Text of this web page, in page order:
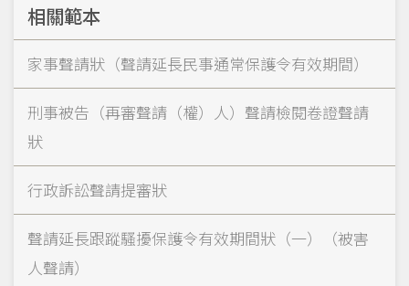
相關範本
家事聲請狀（聲請延長民事通常保護令有效期間）
刑事被告（再審聲請（權）人）聲請檢閱卷證聲請
狀
行政訴訟聲請提審狀
聲請延長跟蹤騷擾保護令有效期間狀（一）（被害
人聲請）